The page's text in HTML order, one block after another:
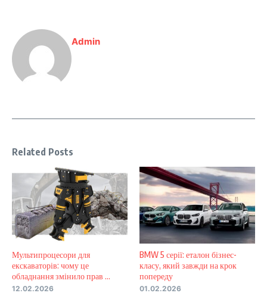
Admin
Related Posts
Мультипроцесори для
екскаваторів: чому це
обладнання змінило прав ...
12.02.2026
BMW 5 серії: еталон бізнес-
класу, який завжди на крок
попереду
01.02.2026